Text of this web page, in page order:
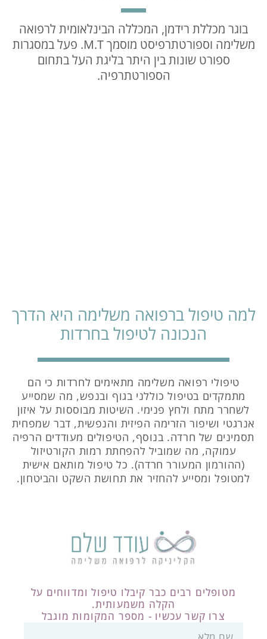
בוגר מכללת רידמן, המכללה הבינלאומית לרפואה
משלימה וספורטתרפיסט מוסמך M.T. פעל במסגרות
ספורט שונות בין היתר בליגת העל בתחום
הספורטתרפיה.
למה טיפול ברפואה משלימה היא הדרך
הנכונה לטיפול בחרדות
טיפולי רפואה משלימה מתאימים לחרדות כי הם
מתמקדים בטיפול כוללני בגוף ובנפש, מה שמסייע
לשחרר מתח ולחץ פנימי. השיטות מבוססות על איזון
אנרגטי ושיפור הזרימה הפיזית והנפשית, דבר שמפחית
תסמינים של חרדה. בנוסף, הטיפולים מעודדים הרפיה
עמוקה, מה שמוביל להפחתת רמות הקורטיזול
(ההורמון המעורר חרדה). כל טיפול מותאם אישית
למטופל ומסייע להחזיר את תחושת השקט והביטחון.
מטופלים רבים כבר קיבלו טיפול ומדווחים על
הקלה משמעותית.
צרו קשר עכשיו - מספר המקומות מוגבל